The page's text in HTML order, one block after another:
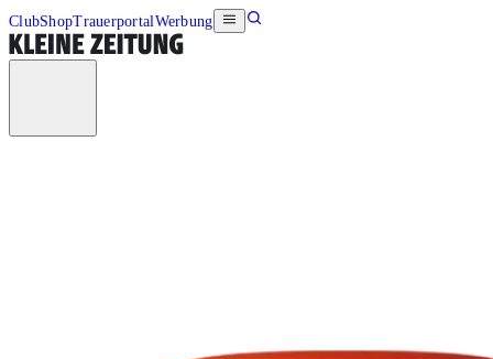
ClubShopTrauerportalWerbung